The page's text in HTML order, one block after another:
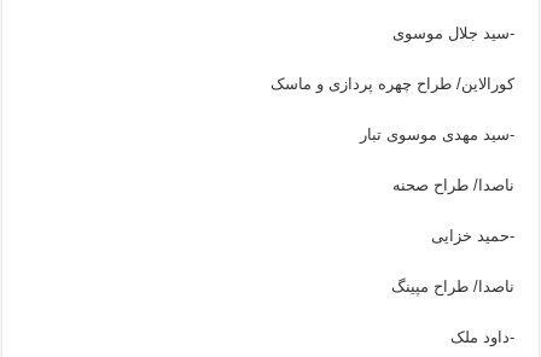
-سید جلال موسوی
کورالاین/ طراح چهره پردازی و ماسک
-سید مهدی موسوی تبار
ناصدا/ طراح صحنه
-حمید خزایی
ناصدا/ طراح مپینگ
-داود ملک